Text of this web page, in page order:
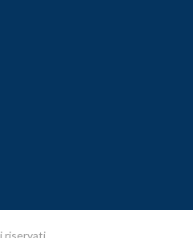
riservati